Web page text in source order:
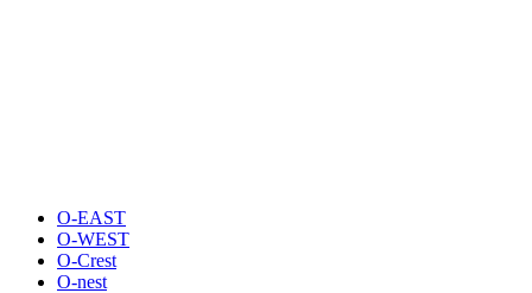
O-EAST
O-WEST
O-Crest
O-nest